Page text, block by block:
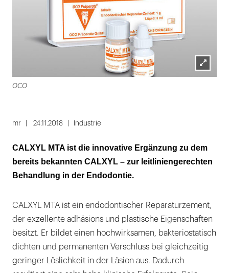
Lightbox
OCO
mr 24.11.2018 Industrie
CALXYL MTA ist die innovative Ergänzung zu dem
bereits bekannten CALXYL – zur leitliniengerechten
Behandlung in der Endodontie.
CALXYL MTA ist ein endodontischer Reparaturzement,
der exzellente adhäsions und plastische Eigenschaften
besitzt. Er bildet einen hochwirksamen, bakteriostatisch
dichten und permanenten Verschluss bei gleichzeitig
geringer Löslichkeit in der Läsion aus. Dadurch